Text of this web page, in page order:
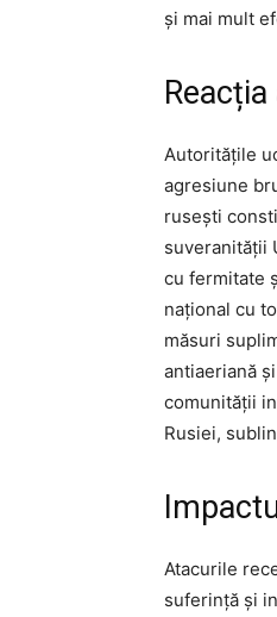
și mai mult
Autoritățile
agresiune
rusești
suveranității
cu fermitate
național cu
măsuri
antiaeriană
comunității
Rusiei,
Atacurile
suferință și